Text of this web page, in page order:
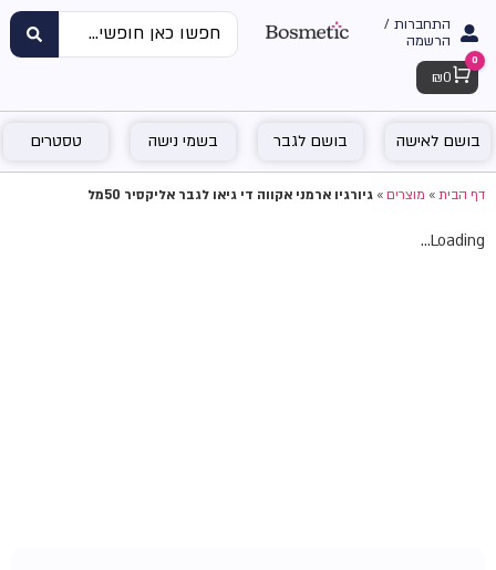
התחברות /
הרשמה
Cart
0
₪ 0
בושם לאישה בושם לגבר בשמי נישה טסטרים
דף הבית»מוצרים»גיורגיו ארמני אקווה די גיאו לגבר אליקסיר 50מל
Loading...